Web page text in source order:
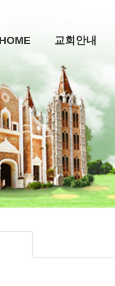
HOME 교회안내